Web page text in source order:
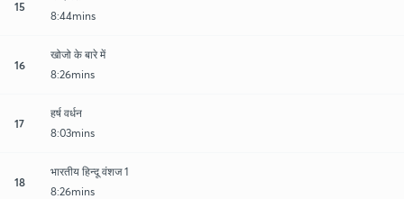
15
8:44mins
16
खोजो के बारे में
8:26mins
17
हर्ष वर्धन
8:03mins
18
भारतीय हिन्दू वंशज 1
8:26mins